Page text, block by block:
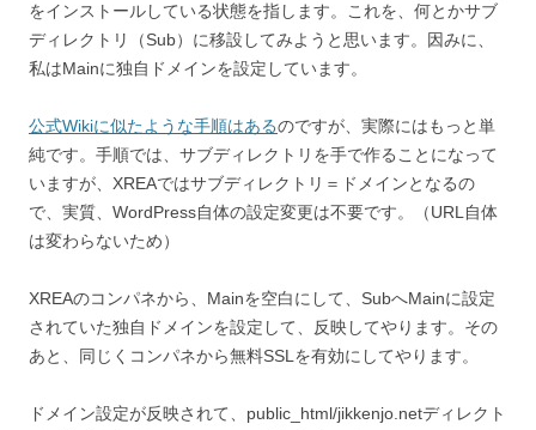
をインストールしている状態を指します。これを、何とかサブ
ディレクトリ（Sub）に移設してみようと思います。因みに、
私はMainに独自ドメインを設定しています。
公式Wikiに似たような手順はあるのですが、実際にはもっと単
純です。手順では、サブディレクトリを手で作ることになって
いますが、XREAではサブディレクトリ＝ドメインとなるの
で、実質、WordPress自体の設定変更は不要です。（URL自体
は変わらないため）
XREAのコンパネから、Mainを空白にして、SubへMainに設定
されていた独自ドメインを設定して、反映してやります。その
あと、同じくコンパネから無料SSLを有効にしてやります。
ドメイン設定が反映されて、public_html/jikkenjo.netディレクト